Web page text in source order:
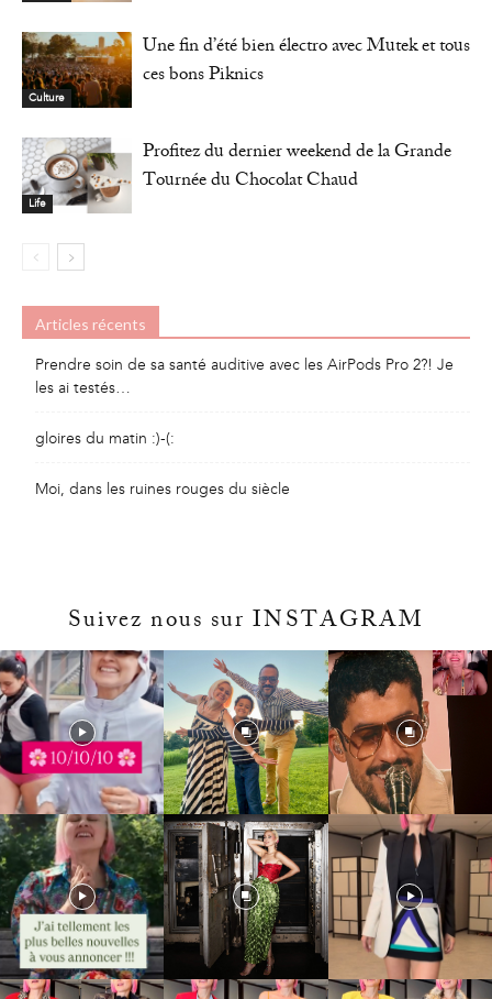
Culture
Une fin d’été bien électro avec Mutek et tous
ces bons Piknics
Life
Profitez du dernier weekend de la Grande
Tournée du Chocolat Chaud
Articles récents
Prendre soin de sa santé auditive avec les AirPods Pro 2?! Je
les ai testés…
gloires du matin :)-(:
Moi, dans les ruines rouges du siècle
Suivez nous sur INSTAGRAM